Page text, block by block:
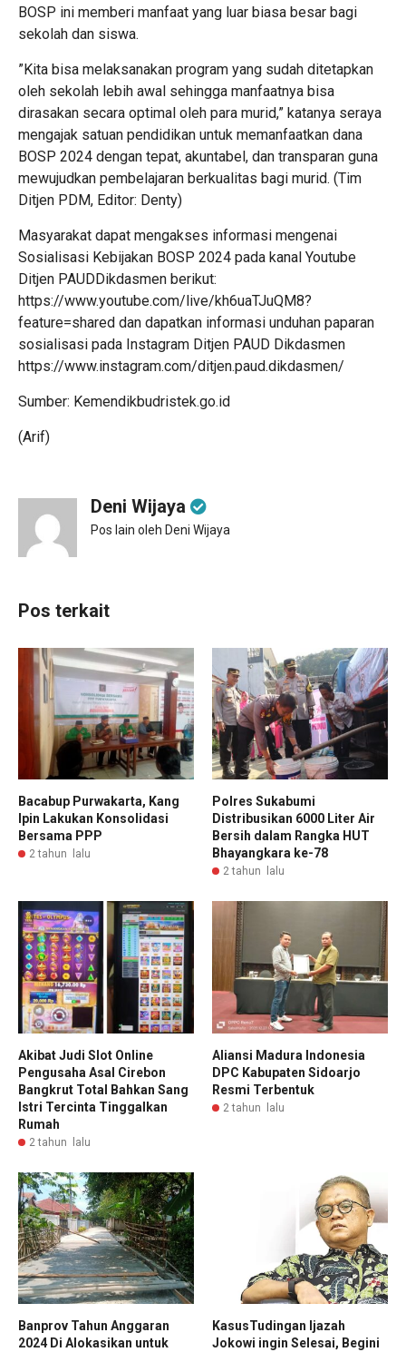
BOSP ini memberi manfaat yang luar biasa besar bagi
sekolah dan siswa.
”Kita bisa melaksanakan program yang sudah ditetapkan
oleh sekolah lebih awal sehingga manfaatnya bisa
dirasakan secara optimal oleh para murid,” katanya seraya
mengajak satuan pendidikan untuk memanfaatkan dana
BOSP 2024 dengan tepat, akuntabel, dan transparan guna
mewujudkan pembelajaran berkualitas bagi murid. (Tim
Ditjen PDM, Editor: Denty)
Masyarakat dapat mengakses informasi mengenai
Sosialisasi Kebijakan BOSP 2024 pada kanal Youtube
Ditjen PAUDDikdasmen berikut:
https://www.youtube.com/live/kh6uaTJuQM8?
feature=shared dan dapatkan informasi unduhan paparan
sosialisasi pada Instagram Ditjen PAUD Dikdasmen
https://www.instagram.com/ditjen.paud.dikdasmen/
Sumber: Kemendikbudristek.go.id
(Arif)
Deni Wijaya
Pos lain oleh Deni Wijaya
Pos terkait
Bacabup Purwakarta, Kang
Ipin Lakukan Konsolidasi
Bersama PPP
2 tahun lalu
Polres Sukabumi
Distribusikan 6000 Liter Air
Bersih dalam Rangka HUT
Bhayangkara ke-78
2 tahun lalu
Akibat Judi Slot Online
Pengusaha Asal Cirebon
Bangkrut Total Bahkan Sang
Istri Tercinta Tinggalkan
Rumah
2 tahun lalu
Aliansi Madura Indonesia
DPC Kabupaten Sidoarjo
Resmi Terbentuk
2 tahun lalu
Banprov Tahun Anggaran
2024 Di Alokasikan untuk
KasusTudingan Ijazah
Jokowi ingin Selesai, Begini